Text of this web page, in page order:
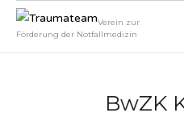
Verein zur
Förderung der Notfallmedizin
BwZK